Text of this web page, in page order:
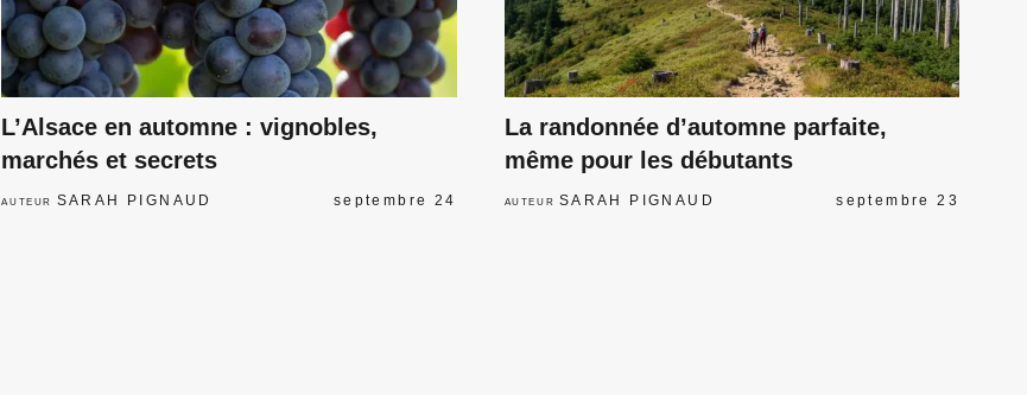
L’Alsace en automne : vignobles,
marchés et secrets
AUTEUR SARAH PIGNAUD septembre 24
La randonnée d’automne parfaite,
même pour les débutants
AUTEUR SARAH PIGNAUD septembre 23